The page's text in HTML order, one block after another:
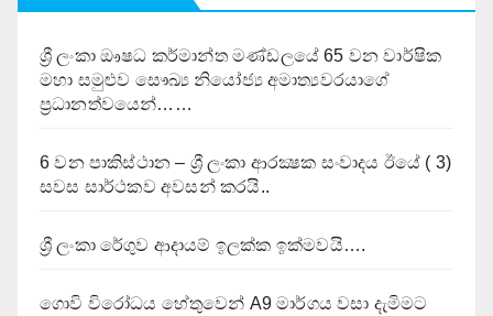
ශ්‍රී ලංකා ඖෂධ කර්මාන්ත මණ්ඩලයේ 65 වන වාර්ෂික
මහා සමුළුව සෞඛ්‍ය නියෝජ්‍ය අමාත්‍යවරයාගේ
ප්‍රධානත්වයෙන්……
6 වන පාකිස්ථාන – ශ්‍රී ලංකා ආරක්‍ෂක සංවාදය ඊයේ ( 3)
සවස සාර්ථකව අවසන් කරයි..
ශ්‍රී ලංකා රේගුව ආදායම් ඉලක්ක ඉක්මවයි….
ගොවි විරෝධය හේතුවෙන් A9 මාර්ගය වසා දැමිමට